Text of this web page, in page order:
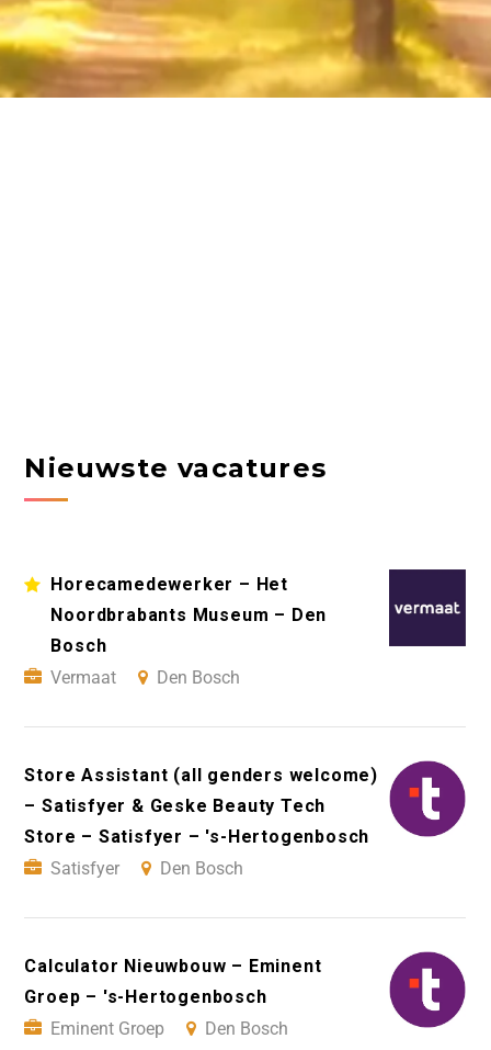
Nieuwste vacatures
Horecamedewerker – Het
Noordbrabants Museum – Den
Bosch
Vermaat
Den Bosch
Store Assistant (all genders welcome)
– Satisfyer & Geske Beauty Tech
Store – Satisfyer – 's-Hertogenbosch
Satisfyer
Den Bosch
Calculator Nieuwbouw – Eminent
Groep – 's-Hertogenbosch
Eminent Groep
Den Bosch